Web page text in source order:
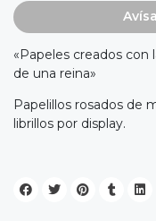
«Papeles creados con
de una reina»
Papelillos rosados de
librillos por display.